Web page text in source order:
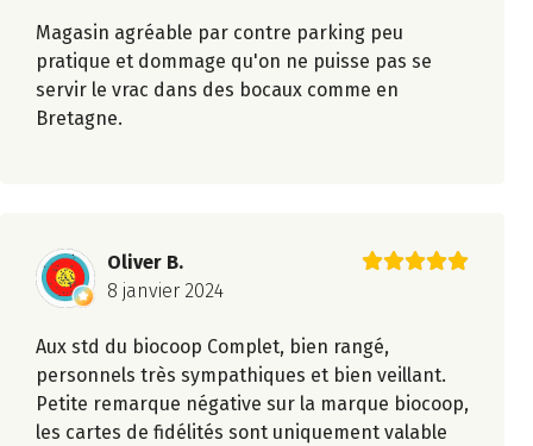
Magasin agréable par contre parking peu
pratique et dommage qu'on ne puisse pas se
servir le vrac dans des bocaux comme en
Bretagne.
Oliver B.
8 janvier 2024
Aux std du biocoop Complet, bien rangé,
personnels très sympathiques et bien veillant.
Petite remarque négative sur la marque biocoop,
les cartes de fidélités sont uniquement valable